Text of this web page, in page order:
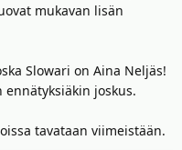
mukavan lisän
Slowari on Aina Neljäs!
joskus.
tavataan viimeistään.